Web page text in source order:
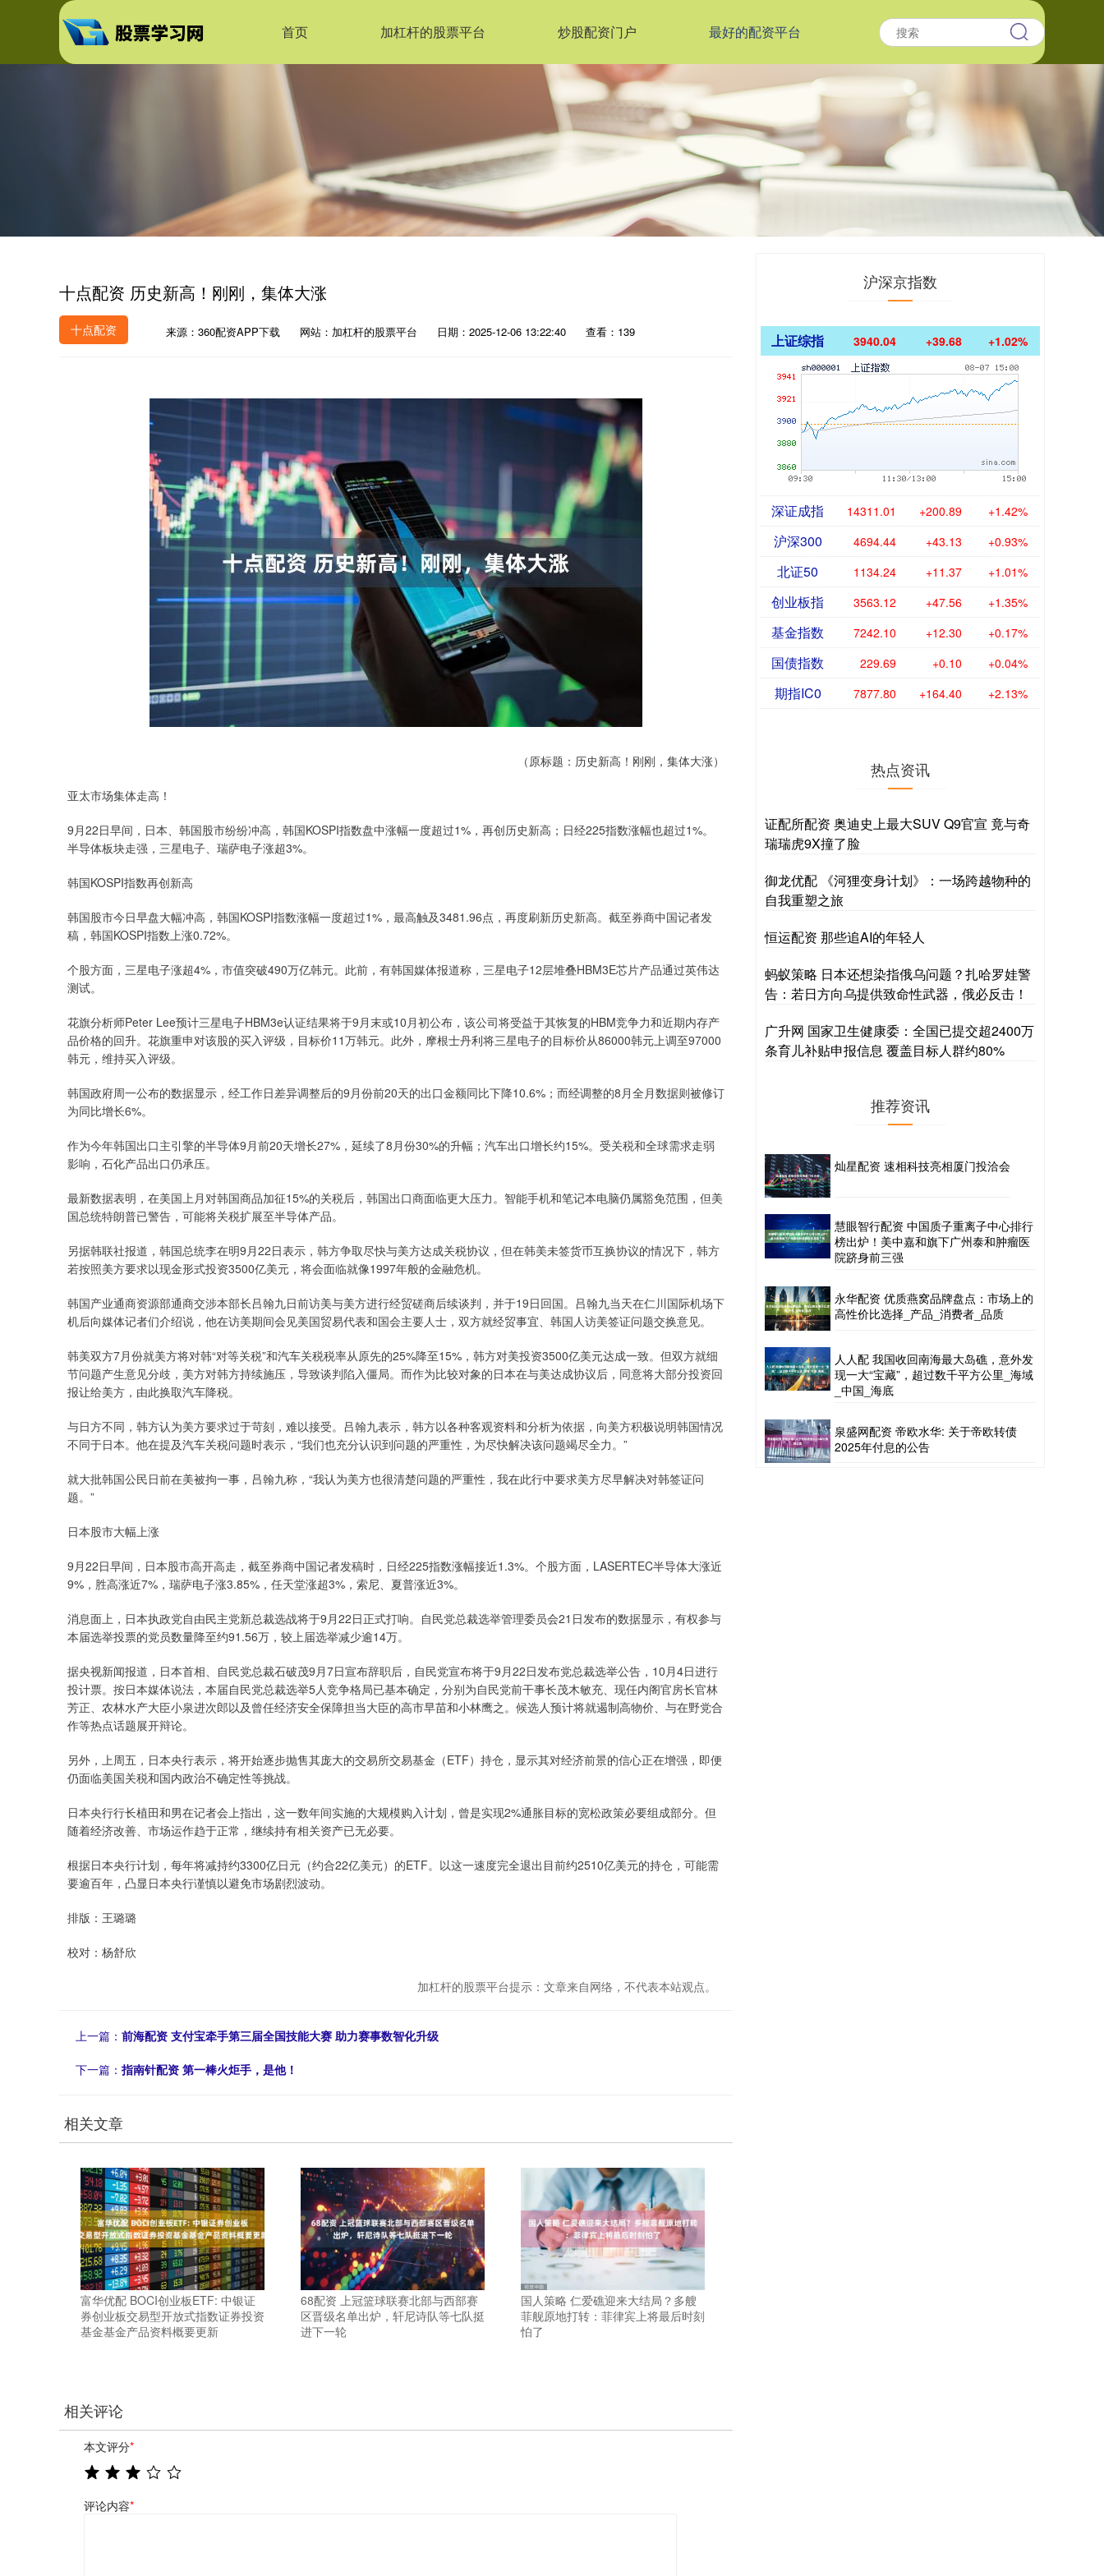
首页 加杠杆的股票平台 炒股配资门户 最好的配资平台
十点配资 历史新高！刚刚，集体大涨
十点配资 来源：360配资APP下载 网站：加杠杆的股票平台 日期：2025-12-06 13:22:40 查看：139
（原标题：历史新高！刚刚，集体大涨）
亚太市场集体走高！
9月22日早间，日本、韩国股市纷纷冲高，韩国KOSPI指数盘中涨幅一度超过1%，再创历史新高；日经225指数涨幅也超过1%。
半导体板块走强，三星电子、瑞萨电子涨超3%。
韩国KOSPI指数再创新高
韩国股市今日早盘大幅冲高，韩国KOSPI指数涨幅一度超过1%，最高触及3481.96点，再度刷新历史新高。截至券商中国记者发
稿，韩国KOSPI指数上涨0.72%。
个股方面，三星电子涨超4%，市值突破490万亿韩元。此前，有韩国媒体报道称，三星电子12层堆叠HBM3E芯片产品通过英伟达
测试。
花旗分析师Peter Lee预计三星电子HBM3e认证结果将于9月末或10月初公布，该公司将受益于其恢复的HBM竞争力和近期内存产
品价格的回升。花旗重申对该股的买入评级，目标价11万韩元。此外，摩根士丹利将三星电子的目标价从86000韩元上调至97000
韩元，维持买入评级。
韩国政府周一公布的数据显示，经工作日差异调整后的9月份前20天的出口金额同比下降10.6%；而经调整的8月全月数据则被修订
为同比增长6%。
作为今年韩国出口主引擎的半导体9月前20天增长27%，延续了8月份30%的升幅；汽车出口增长约15%。受关税和全球需求走弱
影响，石化产品出口仍承压。
最新数据表明，在美国上月对韩国商品加征15%的关税后，韩国出口商面临更大压力。智能手机和笔记本电脑仍属豁免范围，但美
国总统特朗普已警告，可能将关税扩展至半导体产品。
另据韩联社报道，韩国总统李在明9月22日表示，韩方争取尽快与美方达成关税协议，但在韩美未签货币互换协议的情况下，韩方
若按照美方要求以现金形式投资3500亿美元，将会面临就像1997年般的金融危机。
韩国产业通商资源部通商交涉本部长吕翰九日前访美与美方进行经贸磋商后续谈判，并于19日回国。吕翰九当天在仁川国际机场下
机后向媒体记者们介绍说，他在访美期间会见美国贸易代表和国会主要人士，双方就经贸事宜、韩国人访美签证问题交换意见。
韩美双方7月份就美方将对韩“对等关税”和汽车关税税率从原先的25%降至15%，韩方对美投资3500亿美元达成一致。但双方就细
节问题产生意见分歧，美方对韩方持续施压，导致谈判陷入僵局。而作为比较对象的日本在与美达成协议后，同意将大部分投资回
报让给美方，由此换取汽车降税。
与日方不同，韩方认为美方要求过于苛刻，难以接受。吕翰九表示，韩方以各种客观资料和分析为依据，向美方积极说明韩国情况
不同于日本。他在提及汽车关税问题时表示，“我们也充分认识到问题的严重性，为尽快解决该问题竭尽全力。”
就大批韩国公民日前在美被拘一事，吕翰九称，“我认为美方也很清楚问题的严重性，我在此行中要求美方尽早解决对韩签证问
题。”
日本股市大幅上涨
9月22日早间，日本股市高开高走，截至券商中国记者发稿时，日经225指数涨幅接近1.3%。个股方面，LASERTEC半导体大涨近
9%，胜高涨近7%，瑞萨电子涨3.85%，任天堂涨超3%，索尼、夏普涨近3%。
消息面上，日本执政党自由民主党新总裁选战将于9月22日正式打响。自民党总裁选举管理委员会21日发布的数据显示，有权参与
本届选举投票的党员数量降至约91.56万，较上届选举减少逾14万。
据央视新闻报道，日本首相、自民党总裁石破茂9月7日宣布辞职后，自民党宣布将于9月22日发布党总裁选举公告，10月4日进行
投计票。按日本媒体说法，本届自民党总裁选举5人竞争格局已基本确定，分别为自民党前干事长茂木敏充、现任内阁官房长官林
芳正、农林水产大臣小泉进次郎以及曾任经济安全保障担当大臣的高市早苗和小林鹰之。候选人预计将就遏制高物价、与在野党合
作等热点话题展开辩论。
另外，上周五，日本央行表示，将开始逐步抛售其庞大的交易所交易基金（ETF）持仓，显示其对经济前景的信心正在增强，即便
仍面临美国关税和国内政治不确定性等挑战。
日本央行行长植田和男在记者会上指出，这一数年间实施的大规模购入计划，曾是实现2%通胀目标的宽松政策必要组成部分。但
随着经济改善、市场运作趋于正常，继续持有相关资产已无必要。
根据日本央行计划，每年将减持约3300亿日元（约合22亿美元）的ETF。以这一速度完全退出目前约2510亿美元的持仓，可能需
要逾百年，凸显日本央行谨慎以避免市场剧烈波动。
排版：王璐璐
校对：杨舒欣
加杠杆的股票平台提示：文章来自网络，不代表本站观点。
上一篇： 前海配资 支付宝牵手第三届全国技能大赛 助力赛事数智化升级
下一篇： 指南针配资 第一棒火炬手，是他！
相关文章
富华优配 BOCI创业板ETF: 中银证
券创业板交易型开放式指数证券投资
基金基金产品资料概要更新
68配资 上冠篮球联赛北部与西部赛
区晋级名单出炉，轩尼诗队等七队挺
进下一轮
国人策略 仁爱礁迎来大结局？多艘
菲舰原地打转：菲律宾上将最后时刻
怕了
相关评论
本文评分*
评论内容*
沪深京指数
上证综指 3940.04 +39.68 +1.02%
深证成指 14311.01 +200.89 +1.42%
沪深300 4694.44 +43.13 +0.93%
北证50 1134.24 +11.37 +1.01%
创业板指 3563.12 +47.56 +1.35%
基金指数 7242.10 +12.30 +0.17%
国债指数 229.69 +0.10 +0.04%
期指IC0 7877.80 +164.40 +2.13%
热点资讯
证配所配资 奥迪史上最大SUV Q9官宣 竟与奇
瑞瑞虎9X撞了脸
御龙优配 《河狸变身计划》：一场跨越物种的
自我重塑之旅
恒运配资 那些追AI的年轻人
蚂蚁策略 日本还想染指俄乌问题？扎哈罗娃警
告：若日方向乌提供致命性武器，俄必反击！
广升网 国家卫生健康委：全国已提交超2400万
条育儿补贴申报信息 覆盖目标人群约80%
推荐资讯
灿星配资 速相科技亮相厦门投洽会
慧眼智行配资 中国质子重离子中心排行
榜出炉！美中嘉和旗下广州泰和肿瘤医
院跻身前三强
永华配资 优质燕窝品牌盘点：市场上的
高性价比选择_产品_消费者_品质
人人配 我国收回南海最大岛礁，意外发
现一大“宝藏”，超过数千平方公里_海域
_中国_海底
泉盛网配资 帝欧水华: 关于帝欧转债
2025年付息的公告